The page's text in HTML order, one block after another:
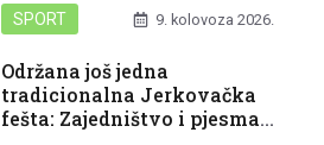
Domagoja ostaje u Neretvi!
SPORT 9. kolovoza 2026.
Održana još jedna
tradicionalna Jerkovačka
fešta: Zajedništvo i pjesma